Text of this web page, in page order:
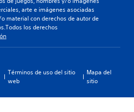
arte e imágenes asociadas
material con derechos de autor de
los derechos
Términos de uso del sitio
web
Mapa del
sitio